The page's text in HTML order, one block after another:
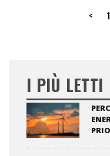
< 1
I PIÙ LETTI